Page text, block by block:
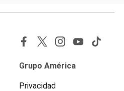
Grupo América
Privacidad